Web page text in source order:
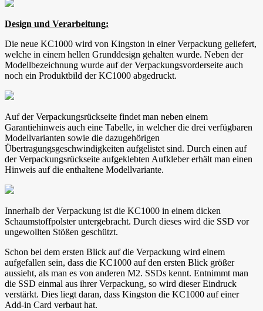
Design und Verarbeitung:
Die neue KC1000 wird von Kingston in einer Verpackung geliefert,
welche in einem hellen Grunddesign gehalten wurde. Neben der
Modellbezeichnung wurde auf der Verpackungsvorderseite auch
noch ein Produktbild der KC1000 abgedruckt.
Auf der Verpackungsrückseite findet man neben einem
Garantiehinweis auch eine Tabelle, in welcher die drei verfügbaren
Modellvarianten sowie die dazugehörigen
Übertragungsgeschwindigkeiten aufgelistet sind. Durch einen auf
der Verpackungsrückseite aufgeklebten Aufkleber erhält man einen
Hinweis auf die enthaltene Modellvariante.
Innerhalb der Verpackung ist die KC1000 in einem dicken
Schaumstoffpolster untergebracht. Durch dieses wird die SSD vor
ungewollten Stößen geschützt.
Schon bei dem ersten Blick auf die Verpackung wird einem
aufgefallen sein, dass die KC1000 auf den ersten Blick größer
aussieht, als man es von anderen M2. SSDs kennt. Entnimmt man
die SSD einmal aus ihrer Verpackung, so wird dieser Eindruck
verstärkt. Dies liegt daran, dass Kingston die KC1000 auf einer
Add-in Card verbaut hat.